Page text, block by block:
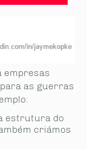
empresas
as guerras
estrutura do
criámos